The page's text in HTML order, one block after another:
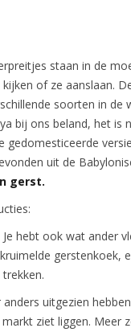
staan in de
of ze aanslaan.
soorten in de
bij ons beland, het is
gedomesticeerde
uit de
gerst.
Je hebt ook wat ander
gerstenkoek,
anders uitgezien
ziet liggen. Meer